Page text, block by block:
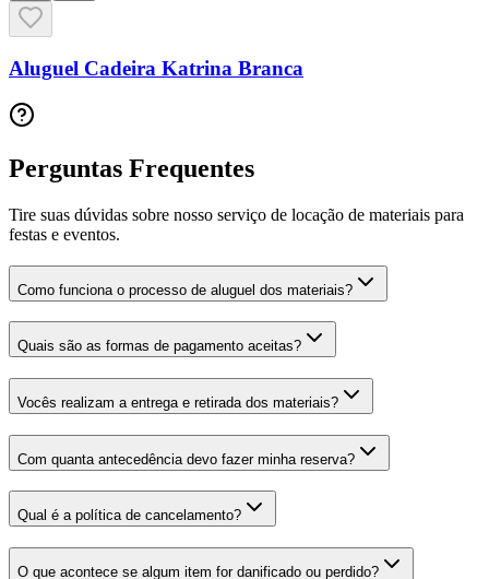
Aluguel Cadeira Katrina Branca
Perguntas Frequentes
Tire suas dúvidas sobre nosso serviço de locação de materiais para
festas e eventos.
Como funciona o processo de aluguel dos materiais?
Quais são as formas de pagamento aceitas?
Vocês realizam a entrega e retirada dos materiais?
Com quanta antecedência devo fazer minha reserva?
Qual é a política de cancelamento?
O que acontece se algum item for danificado ou perdido?